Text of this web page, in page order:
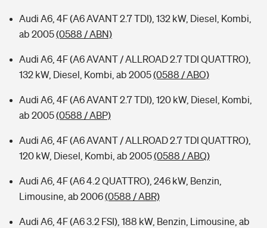
Audi A6, 4F (A6 AVANT 2.7 TDI), 132 kW, Diesel, Kombi,
ab 2005(0588 / ABN)
Audi A6, 4F (A6 AVANT / ALLROAD 2.7 TDI QUATTRO),
132 kW, Diesel, Kombi, ab 2005(0588 / ABO)
Audi A6, 4F (A6 AVANT 2.7 TDI), 120 kW, Diesel, Kombi,
ab 2005(0588 / ABP)
Audi A6, 4F (A6 AVANT / ALLROAD 2.7 TDI QUATTRO),
120 kW, Diesel, Kombi, ab 2005(0588 / ABQ)
Audi A6, 4F (A6 4.2 QUATTRO), 246 kW, Benzin,
Limousine, ab 2006(0588 / ABR)
Audi A6, 4F (A6 3.2 FSI), 188 kW, Benzin, Limousine, ab